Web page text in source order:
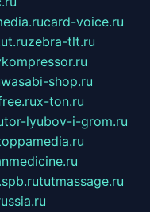
card-voice.ru
zebra-tlt.ru
wasabi-shop.ru
x-ton.ru
tor-lyubov-i-grom.ru
tutmassage.ru